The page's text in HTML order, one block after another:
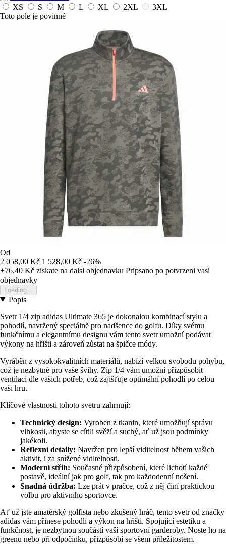
XS
S M L XL 2XL
3XL
Toto pole je povinné
Od
2 058,00 Kč 1 528,00 Kč -26%
+76,40 Kč ziskate na dalsi objednavku Pripsano po potvrzeni vasi
objednavky
Loading...
Popis
Svetr 1/4 zip adidas Ultimate 365 je dokonalou kombinací stylu a
pohodlí, navržený speciálně pro nadšence do golfu. Díky svému
funkčnímu a elegantnímu designu vám tento svetr umožní podávat
výkony na hřišti a zároveň zůstat na špičce módy.
Vyráběn z vysokokvalitních materiálů, nabízí velkou svobodu pohybu,
což je nezbytné pro vaše švihy. Zip 1/4 vám umožní přizpůsobit
ventilaci dle vašich potřeb, což zajišťuje optimální pohodlí po celou
vaši hru.
Klíčové vlastnosti tohoto svetru zahrnují:
Technický design: Vyroben z tkanin, které umožňují správu
vlhkosti, abyste se cítili svěží a suchý, ať už jsou podmínky
jakékoli.
Reflexní detaily: Navržen pro lepší viditelnost během vašich
aktivit, i za snížené viditelnosti.
Moderní střih: Současné přizpůsobení, které lichotí každé
postavě, ideální jak pro golf, tak pro každodenní nošení.
Snadná údržba: Lze prát v pračce, což z něj činí praktickou
volbu pro aktivního sportovce.
Ať už jste amatérský golfista nebo zkušený hráč, tento svetr od značky
adidas vám přinese pohodlí a výkon na hřišti. Spojující estetiku a
funkčnost, je nezbytnou součástí vaší sportovní garderoby. Noste ho na
greenu nebo při odpočinku, přizpůsobí se všem příležitostem.